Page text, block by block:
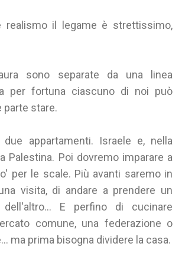
realismo il legame è strettissimo,
sono separate da una linea
per fortuna ciascuno di noi può
parte stare.
due appartamenti. Israele e, nella
Palestina. Poi dovremo imparare a
per le scale. Più avanti saremo in
visita, di andare a prendere un
E perfino di cucinare
comune, una federazione o
ma prima bisogna dividere la casa.